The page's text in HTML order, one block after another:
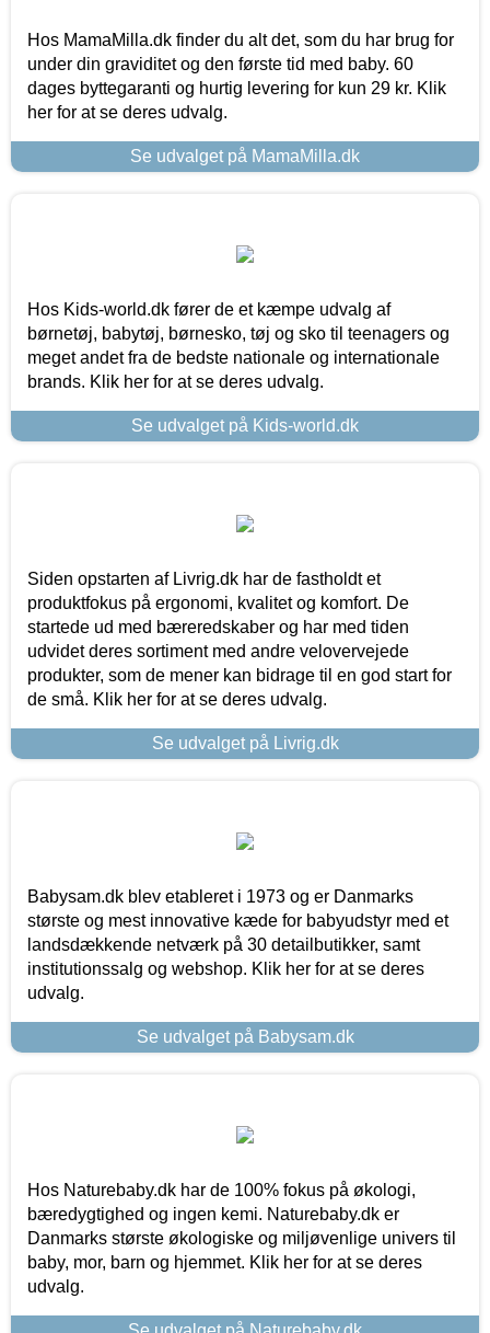
Hos MamaMilla.dk finder du alt det, som du har brug for
under din graviditet og den første tid med baby. 60
dages byttegaranti og hurtig levering for kun 29 kr. Klik
her for at se deres udvalg.
Se udvalget på MamaMilla.dk
Hos Kids-world.dk fører de et kæmpe udvalg af
børnetøj, babytøj, børnesko, tøj og sko til teenagers og
meget andet fra de bedste nationale og internationale
brands. Klik her for at se deres udvalg.
Se udvalget på Kids-world.dk
Siden opstarten af Livrig.dk har de fastholdt et
produktfokus på ergonomi, kvalitet og komfort. De
startede ud med bæreredskaber og har med tiden
udvidet deres sortiment med andre velovervejede
produkter, som de mener kan bidrage til en god start for
de små. Klik her for at se deres udvalg.
Se udvalget på Livrig.dk
Babysam.dk blev etableret i 1973 og er Danmarks
største og mest innovative kæde for babyudstyr med et
landsdækkende netværk på 30 detailbutikker, samt
institutionssalg og webshop. Klik her for at se deres
udvalg.
Se udvalget på Babysam.dk
Hos Naturebaby.dk har de 100% fokus på økologi,
bæredygtighed og ingen kemi. Naturebaby.dk er
Danmarks største økologiske og miljøvenlige univers til
baby, mor, barn og hjemmet. Klik her for at se deres
udvalg.